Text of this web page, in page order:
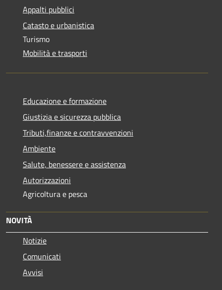
Appalti pubblici
Catasto e urbanistica
Turismo
Mobilità e trasporti
Educazione e formazione
Giustizia e sicurezza pubblica
Tributi,finanze e contravvenzioni
Ambiente
Salute, benessere e assistenza
Autorizzazioni
Agricoltura e pesca
NOVITÀ
Notizie
Comunicati
Avvisi